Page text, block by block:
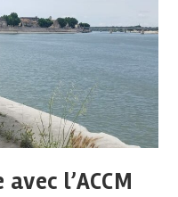
l’ACCM